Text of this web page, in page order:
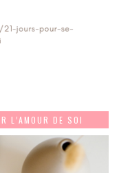
L’AMOUR DE SOI